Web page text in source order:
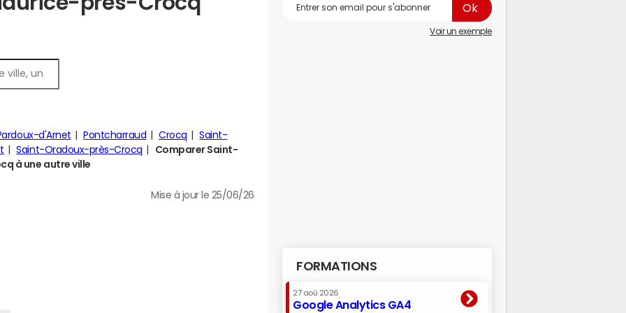
d'Arnet Pontcharraud Crocq
Saint-
Saint-Oradoux-près-Crocq
Comparer Saint-
à une autre ville
Mise à jour le 25/06/26
Voir un exemple
FORMATIONS
27 aoû 2026
Google Analytics GA4